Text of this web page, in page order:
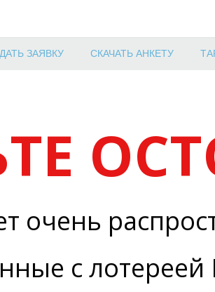
ЗАЯВКУ СКАЧАТЬ АНКЕТУ
очень
с